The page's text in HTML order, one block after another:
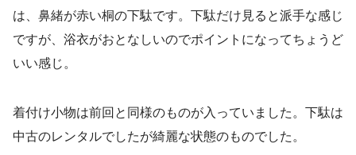
は、鼻緒が赤い桐の下駄です。下駄だけ見ると派手な感じ
ですが、浴衣がおとなしいのでポイントになってちょうど
いい感じ。
着付け小物は前回と同様のものが入っていました。下駄は
中古のレンタルでしたが綺麗な状態のものでした。